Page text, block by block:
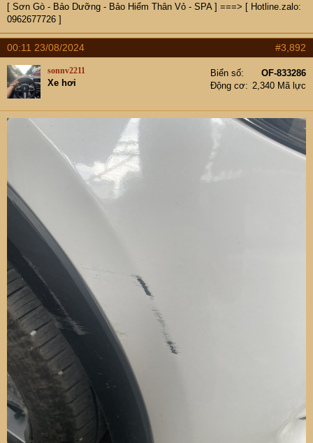
[ Sơn Gò - Bảo Dưỡng - Bảo Hiểm Thân Vỏ - SPA ] ===> [ Hotline.zalo:
0962677726 ]
00:11 23/08/2024 #3,892
sonnv2211
Xe hơi
Biển số
OF-833286
Động cơ
2,340 Mã lực